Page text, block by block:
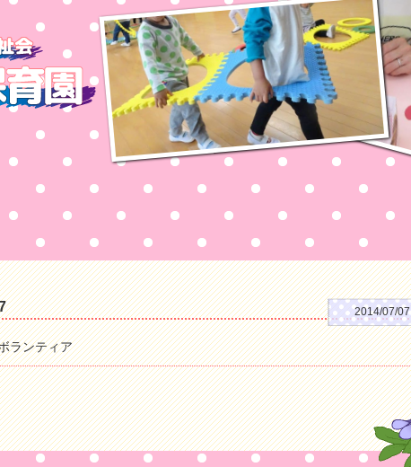
2014/07/07
ランティア